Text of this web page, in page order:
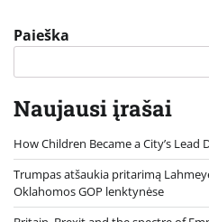
Paieška
Naujausi įrašai
How Children Became a City’s Lead
Trumpas atšaukia pritarimą
Oklahomos GOP lenktynėse